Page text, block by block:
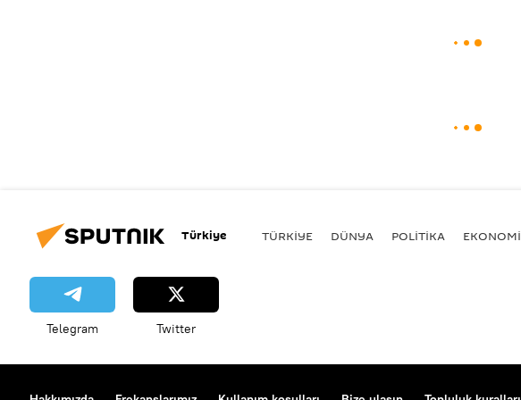
Türkiye TÜRKIYE DÜNYA POLİTİKA EKONOMİ
Telegram Twitter